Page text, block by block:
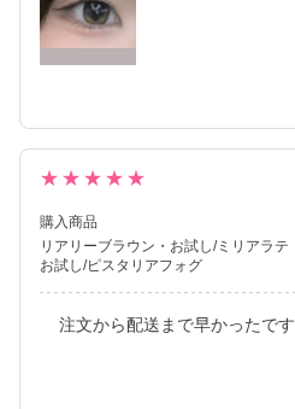
★★★★★
購入商品
リアリーブラウン
お試し/ミリアラテ
お試し/ピスタリアフォグ
注文から配送まで早かったです